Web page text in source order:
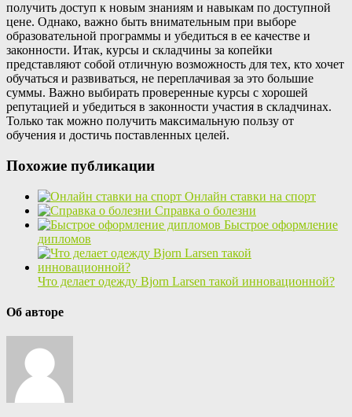
получить доступ к новым знаниям и навыкам по доступной
цене. Однако, важно быть внимательным при выборе
образовательной программы и убедиться в ее качестве и
законности. Итак, курсы и складчины за копейки
представляют собой отличную возможность для тех, кто хочет
обучаться и развиваться, не переплачивая за это большие
суммы. Важно выбирать проверенные курсы с хорошей
репутацией и убедиться в законности участия в складчинах.
Только так можно получить максимальную пользу от
обучения и достичь поставленных целей.
Похожие публикации
Онлайн ставки на спорт
Справка о болезни
Быстрое оформление
дипломов
Что делает одежду Bjorn Larsen такой инновационной?
Об авторе